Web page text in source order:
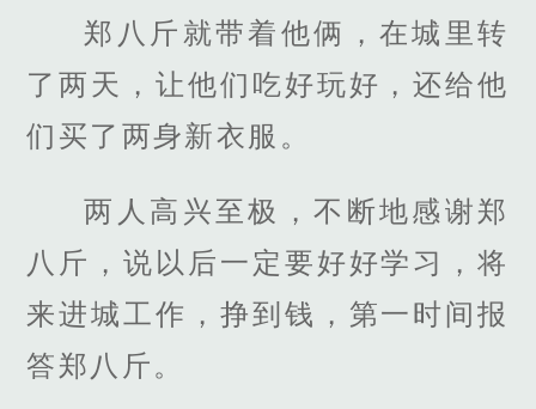
郑八斤就带着他俩，在城里转
了两天，让他们吃好玩好，还给他
们买了两身新衣服。
两人高兴至极，不断地感谢郑
八斤，说以后一定要好好学习，将
来进城工作，挣到钱，第一时间报
答郑八斤。